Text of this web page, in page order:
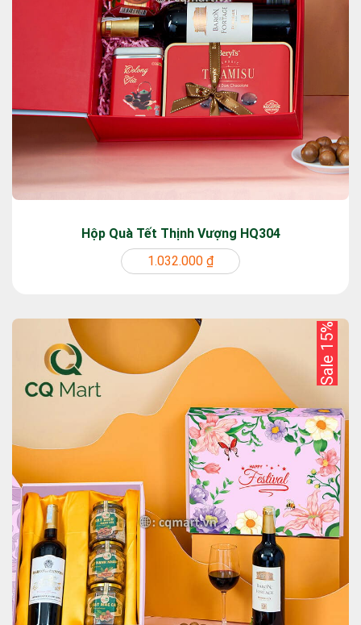
Hộp Quà Tết Thịnh Vượng HQ304
1.032.000 ₫
Sale 15%